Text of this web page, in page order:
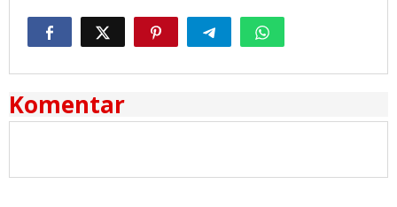
Komentar